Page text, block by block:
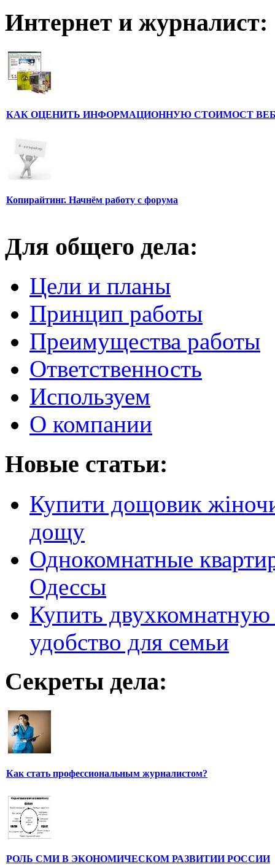
Интернет и журналист:
КАК ОЦЕНИТЬ ИНФОРМАЦИОННУЮ СТОИМОСТ
Копирайтинг. Начнём работу с форума
Для общего дела:
Цели и планы
Принцип работы
Преимущества работы
Ответственность
Используем
О компании
Новые статьи:
Купити дощовик
дощу
Однокомнатные
Одессы
Купить
удобство для семьи
Секреты дела:
Как стать профессиональным журналистом?
РОЛЬ СМИ В ЭКОНОМИЧЕСКОМ РАЗВИТИИ РОССИИ